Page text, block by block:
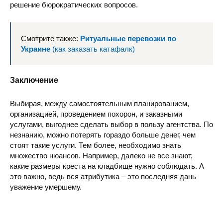
решение бюрократических вопросов.
Смотрите также: Ритуальные перевозки по
Украине (как заказать катафалк)
Заключение
Выбирая, между самостоятельным планированием,
организацией, проведением похорон, и заказными
услугами, выгоднее сделать выбор в пользу агентства. По
незнанию, можно потерять гораздо больше денег, чем
стоят такие услуги. Тем более, необходимо знать
множество нюансов. Например, далеко не все знают,
какие размеры креста на кладбище нужно соблюдать. А
это важно, ведь вся атрибутика – это последняя дань
уважение умершему.